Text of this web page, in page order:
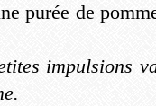
purée de
impulsions